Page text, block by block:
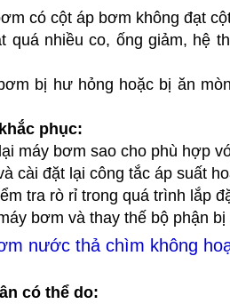
có cột áp bơm không đạt
quá nhiều co, ống giảm, hệ
bị hư hỏng hoặc bị ăn
phục:
máy bơm sao cho phù hợp
cài đặt lại công tắc áp suất
tra rò rỉ trong quá trình lắp
bơm và thay thế bộ phận
nước thả chìm không
có thể do: